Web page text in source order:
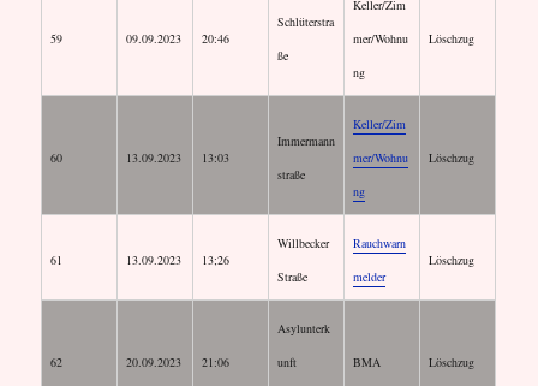
59 09.09.2023 20:46
Schlüterstra
ße
Keller/Zim
mer/Wohnu
ng
Löschzug
60 13.09.2023 13:03
Immermann
straße
Keller/Zim
mer/Wohnu
ng
Löschzug
61 13.09.2023 13;26
Willbecker
Straße
Rauchwarn
melder
Löschzug
62 20.09.2023 21:06
Asylunterk
unft
BMA Löschzug